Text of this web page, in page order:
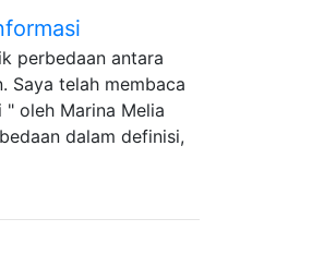
perbedaan antara
Saya telah membaca
oleh Marina Melia
dalam definisi,